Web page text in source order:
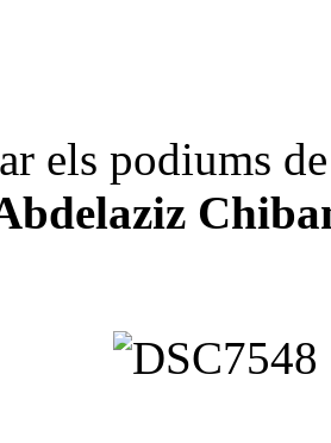
els podiums